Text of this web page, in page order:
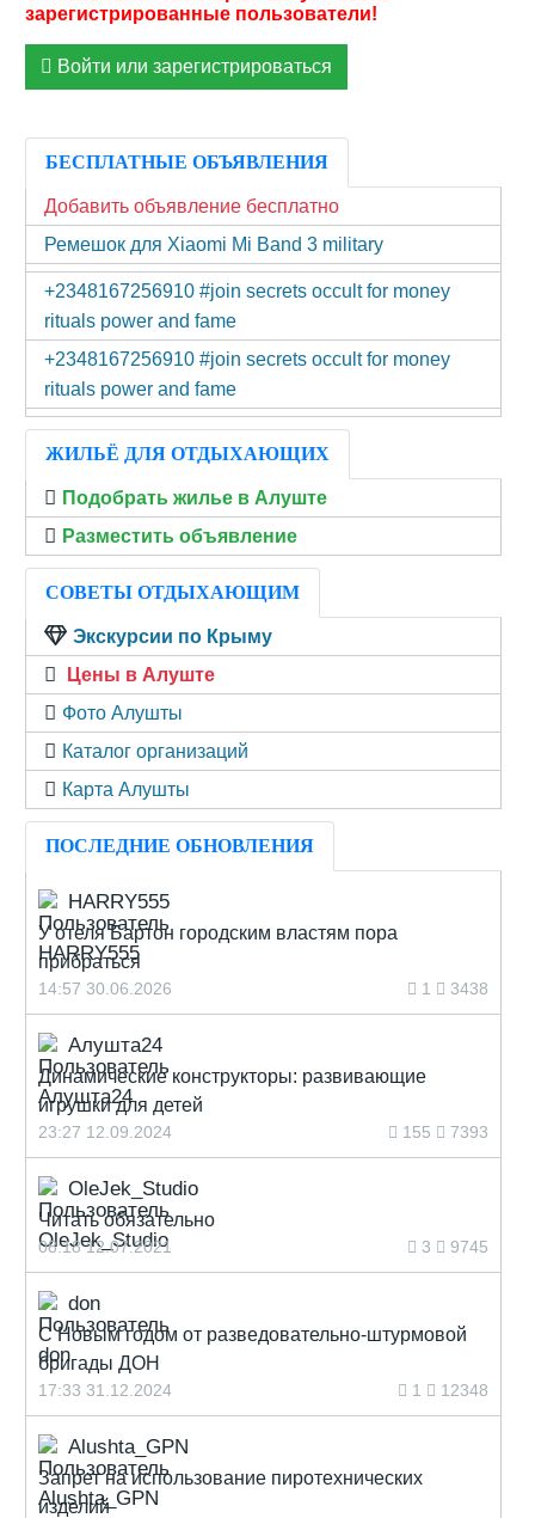
Войти или зарегистрироваться
БЕСПЛАТНЫЕ ОБЪЯВЛЕНИЯ
Добавить объявление бесплатно
Ремешок для Xiaomi Mi Band 3 military
+2348167256910 #join secrets occult for money
rituals power and fame
+2348167256910 #join secrets occult for money
rituals power and fame
ЖИЛЬЁ ДЛЯ ОТДЫХАЮЩИХ
Подобрать жилье в Алуште
Разместить объявление
СОВЕТЫ ОТДЫХАЮЩИМ
Экскурсии по Крыму
Цены в Алуште
Фото Алушты
Каталог организаций
Карта Алушты
ПОСЛЕДНИЕ ОБНОВЛЕНИЯ
HARRY555
У отеля Бартон городским властям пора
прибраться
14:57 30.06.2026 1 3438
Алушта24
Динамические конструкторы: развивающие
игрушки для детей
23:27 12.09.2024 155 7393
OleJek_Studio
Читать обязательно
08:18 12.07.2021 3 9745
don
С Новым годом от разведовательно-штурмовой
бригады ДОН
17:33 31.12.2024 1 12348
Alushta_GPN
Запрет на использование пиротехнических
изделий